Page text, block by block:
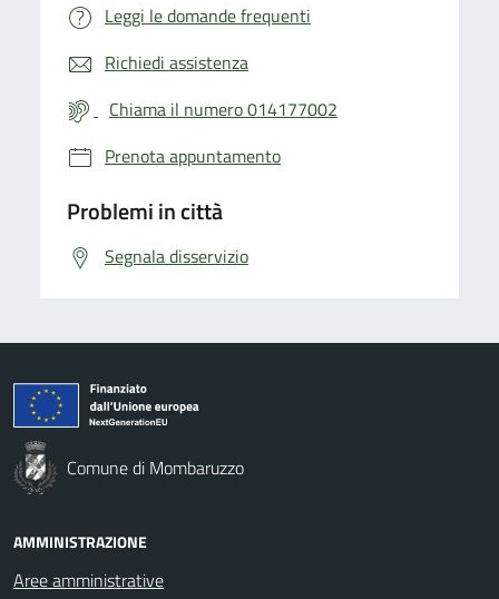
Leggi le domande frequenti
Richiedi assistenza
Chiama il numero 014177002
Prenota appuntamento
Problemi in città
Segnala disservizio
Comune di Mombaruzzo
AMMINISTRAZIONE
Aree amministrative